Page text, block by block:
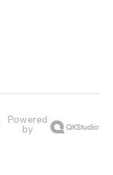
Powered
by